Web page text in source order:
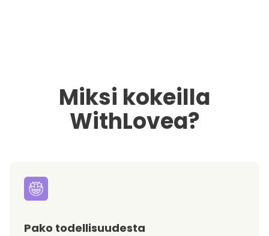
Miksi kokeilla
WithLovea?
Pako todellisuudesta